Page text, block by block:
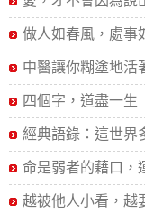
做人如春風，處事
中醫讓你糊塗地活
四個字，道盡一生
經典語錄：這世界
命是弱者的藉口，
越被他人小看，越